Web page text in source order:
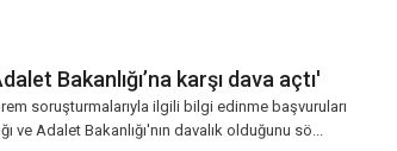
Bakanlığı’na karşı dava açtı'
soruşturmalarıyla ilgili bilgi edinme başvuruları
ve Adalet Bakanlığı'nın davalık olduğunu sö...